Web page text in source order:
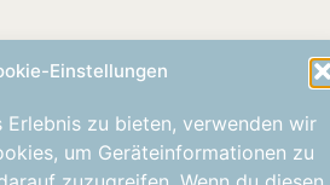
Einstellungen
zu bieten, verwenden wir
um Geräteinformationen zu